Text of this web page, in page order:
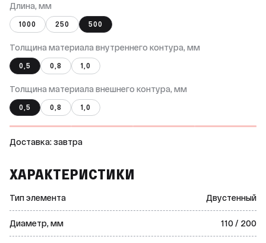
Длина, мм
1000 250 500
Толщина материала внутреннего контура, мм
0,5 0,8 1,0
Толщина материала внешнего контура, мм
0,5 0,8 1,0
Доставка: завтра
ХАРАКТЕРИСТИКИ
Тип элемента Двустенный
Диаметр, мм 110 / 200